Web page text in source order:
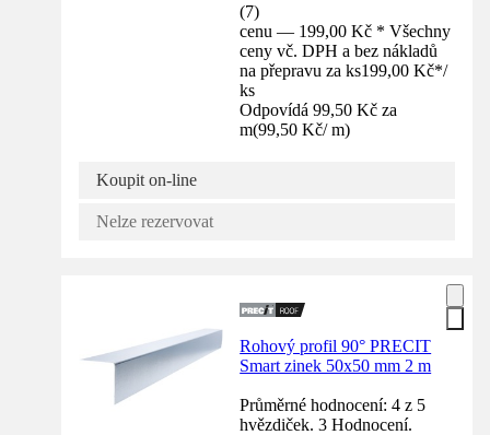
(7)
cenu — 199,00 Kč * Všechny
ceny vč. DPH a bez nákladů
na přepravu za ks199,00 Kč*/
ks
Odpovídá 99,50 Kč za
m(99,50 Kč/ m)
Koupit on-line
Nelze rezervovat
Rohový profil 90° PRECIT
Smart zinek 50x50 mm 2 m
Průměrné hodnocení: 4 z 5
hvězdiček. 3 Hodnocení.